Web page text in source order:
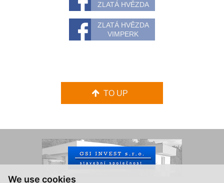
We use cookies
ZLATÁ HVĚZDA
ZLATÁ HVĚZDA
VIMPERK
TO UP